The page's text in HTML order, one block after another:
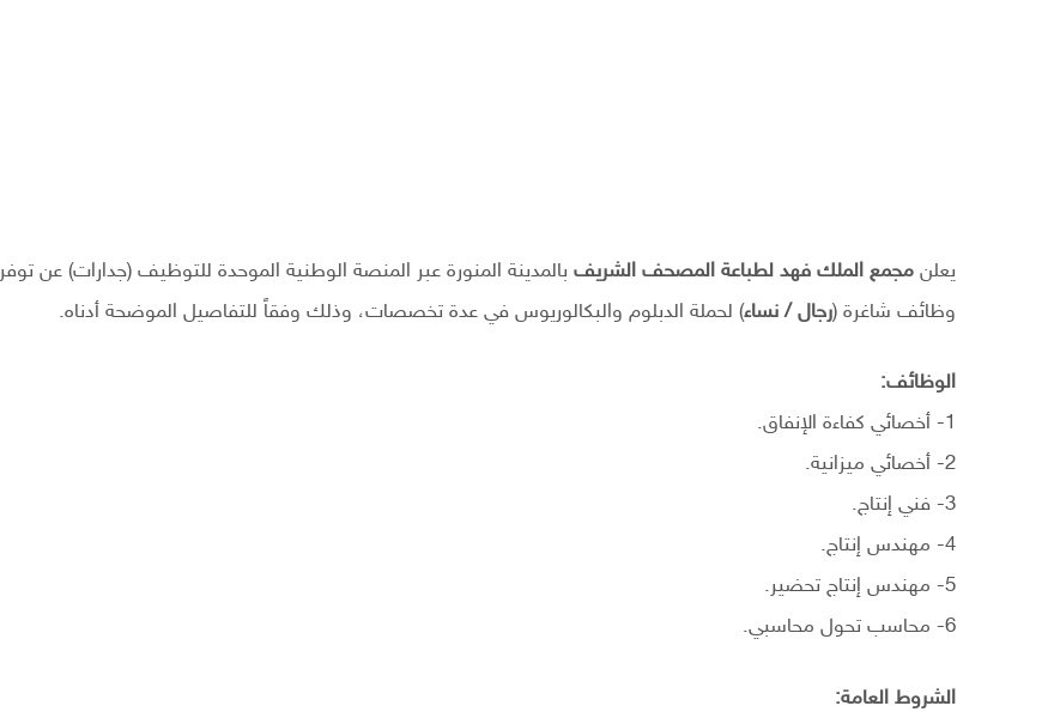
يعلن مجمع الملك فهد لطباعة المصحف الشريف بالمدينة المنورة عبر المنصة الوطنية الموحدة للتوظيف (جدارات) عن توفر
وظائف شاغرة (رجال / نساء) لحملة الدبلوم والبكالوريوس في عدة تخصصات، وذلك وفقاً للتفاصيل الموضحة أدناه.
الوظائف:
1- أخصائي كفاءة الإنفاق.
2- أخصائي ميزانية.
3- فني إنتاج.
4- مهندس إنتاج.
5- مهندس إنتاج تحضير.
6- محاسب تحول محاسبي.
الشروط العامة: